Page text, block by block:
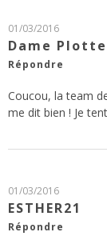
01/03/2016
Dame Plotte
Répondre
Coucou, la team
me dit bien ! Je
01/03/2016
ESTHER21
Répondre